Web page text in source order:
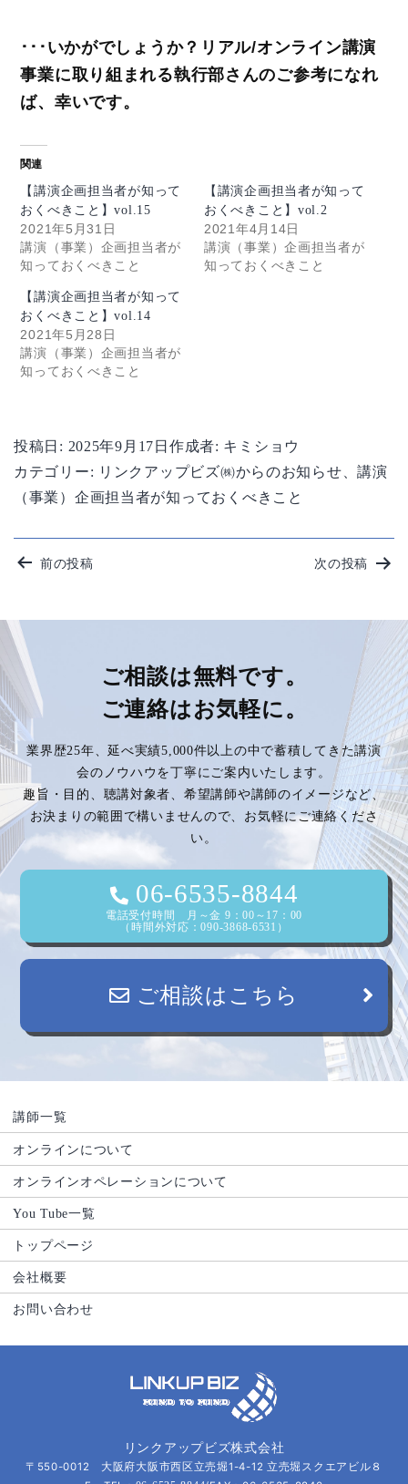
･･･いかがでしょうか？リアル/オンライン講演
事業に取り組まれる執行部さんのご参考になれ
ば、幸いです。
関連
【講演企画担当者が知って
おくべきこと】vol.15
2021年5月31日
講演（事業）企画担当者が
知っておくべきこと
【講演企画担当者が知って
おくべきこと】vol.2
2021年4月14日
講演（事業）企画担当者が
知っておくべきこと
【講演企画担当者が知って
おくべきこと】vol.14
2021年5月28日
講演（事業）企画担当者が
知っておくべきこと
投稿日: 2025年9月17日 作成者: キミショウ
カテゴリー: リンクアップビズ㈱からのお知らせ 、講演
（事業）企画担当者が知っておくべきこと
投
ナ
ビ
ゲ
ー
シ
ョ
ン
前の投稿 次の投稿
ご相談は無料です。
ご連絡はお気軽に。
業界歴25年、延べ実績5,000件以上の中で蓄積してきた講演
会のノウハウを丁寧にご案内いたします。
趣旨・目的、聴講対象者、希望講師や講師のイメージなど、
お決まりの範囲で構いませんので、お気軽にご連絡くださ
い。
06-6535-8844
電話受付時間 月～金 9：00～17：00
（時間外対応：090-3868-6531）
ご相談はこちら
講師一覧
オンラインについて
オンラインオペレーションについて
You Tube一覧
トップページ
会社概要
お問い合わせ
リンクアップビズ株式会社
〒550-0012 大阪府大阪市西区立売堀1-4-12 立売堀スクエアビル８